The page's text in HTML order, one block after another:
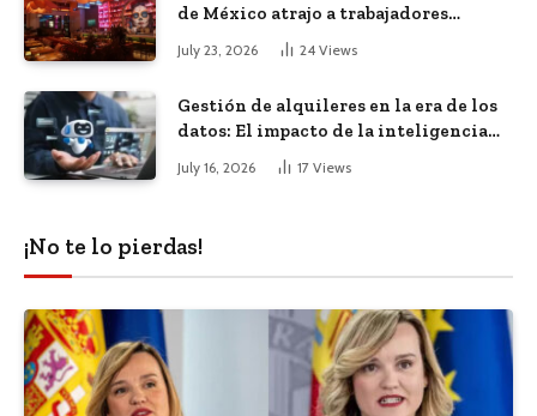
de México atrajo a trabajadores
remotos de todo el mundo
July 23, 2026 24 Views
Gestión de alquileres en la era de los
datos: El impacto de la inteligencia
July 16, 2026 17 Views
¡No te lo pierdas!